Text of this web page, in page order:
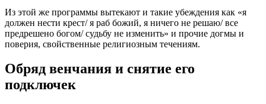
Из этой же программы вытекают и такие убеждения как «я
должен нести крест/ я раб божий, я ничего не решаю/ все
предрешено богом/ судьбу не изменить» и прочие догмы и
поверия, свойственные религиозным течениям.
Обряд венчания и снятие его
подключек